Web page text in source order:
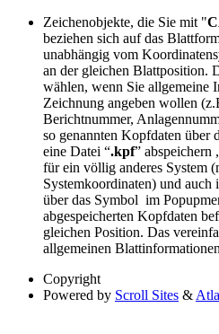
Zeichenobjekte, die Sie mit "
beziehen sich auf das
unabhängig vom
an der gleichen Blattposition.
wählen, wenn Sie allgemeine
Zeichnung angeben wollen
Berichtnummer,
so genannten Kopfdaten über
eine Datei “.kpf” abspeichern
für ein völlig anderes System
Systemkoordinaten) und
über das Symbol im
abgespeicherten Kopfdaten
gleichen Position. Das
allgemeinen
Copyright
Powered by Scroll Sites &